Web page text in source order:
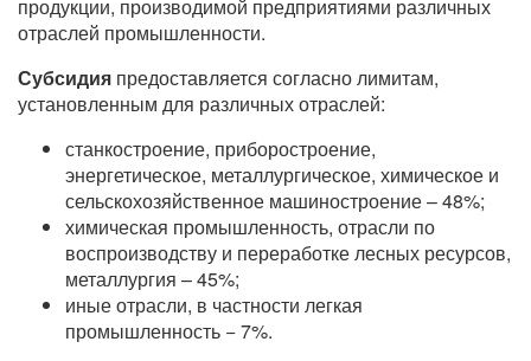
продукции, производимой предприятиями различных
отраслей промышленности.
Субсидия предоставляется согласно лимитам,
установленным для различных отраслей:
станкостроение, приборостроение,
энергетическое, металлургическое, химическое и
сельскохозяйственное машиностроение – 48%;
химическая промышленность, отрасли по
воспроизводству и переработке лесных ресурсов,
металлургия – 45%;
иные отрасли, в частности легкая
промышленность − 7%.